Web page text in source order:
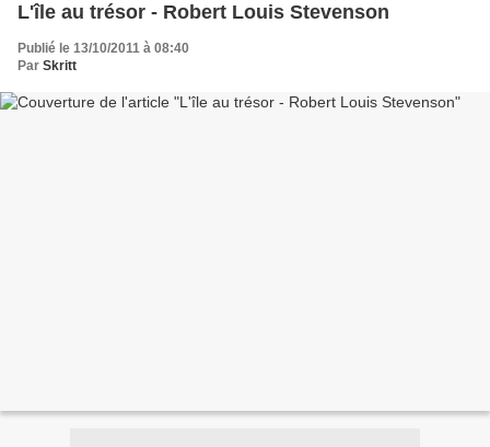
L'île au trésor - Robert Louis Stevenson
Publié le 13/10/2011 à 08:40
Par Skritt